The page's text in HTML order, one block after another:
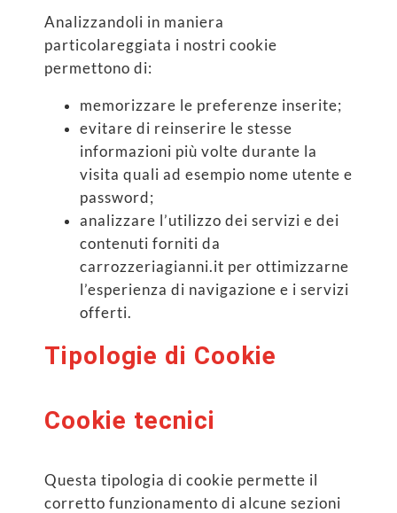
Analizzandoli in maniera
particolareggiata i nostri cookie
permettono di:
memorizzare le preferenze inserite;
evitare di reinserire le stesse
informazioni più volte durante la
visita quali ad esempio nome utente e
password;
analizzare l’utilizzo dei servizi e dei
contenuti forniti da
carrozzeriagianni.it per ottimizzarne
l’esperienza di navigazione e i servizi
offerti.
Tipologie di Cookie
Cookie tecnici
Questa tipologia di cookie permette il
corretto funzionamento di alcune sezioni